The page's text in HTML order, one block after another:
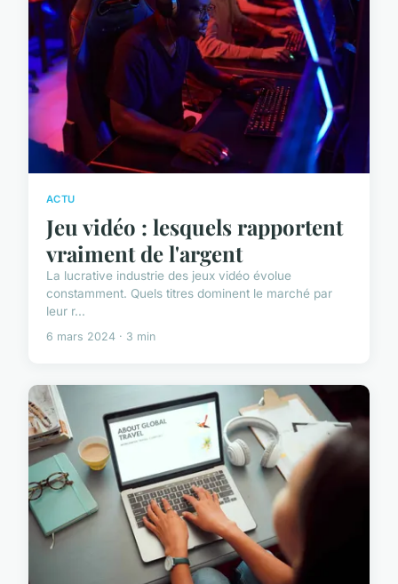
ACTU
Jeu vidéo : lesquels rapportent
vraiment de l'argent
La lucrative industrie des jeux vidéo évolue
constamment. Quels titres dominent le marché par
leur r...
6 mars 2024 · 3 min